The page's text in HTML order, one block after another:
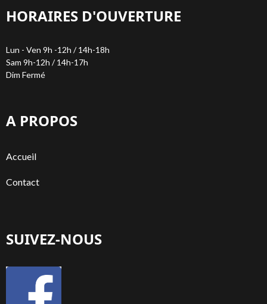
HORAIRES D'OUVERTURE
Lun - Ven 9h -12h / 14h-18h
Sam 9h-12h / 14h-17h
Dim Fermé
A PROPOS
Accueil
Contact
SUIVEZ-NOUS